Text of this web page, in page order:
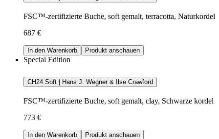
FSC™-zertifizierte Buche, soft gemalt, terracotta, Naturkordel
687 €
In den Warenkorb Produkt anschauen
Special Edition
CH24 Soft | Hans J. Wegner & Ilse Crawford
FSC™-zertifizierte Buche, soft gemalt, clay, Schwarze kordel
773 €
In den Warenkorb Produkt anschauen